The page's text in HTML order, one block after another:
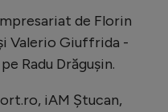
de Florin
Valerio Giuffrida -
Radu Drăgușin.
iAM Ștucan,